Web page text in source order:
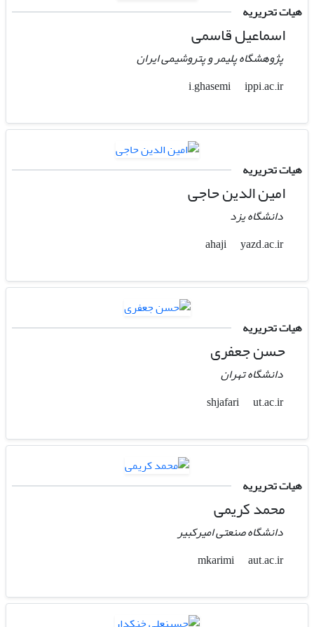
هیات تحریریه
اسماعیل قاسمی
پژوهشگاه پلیمر و پتروشیمی ایران
i.ghasemi
ippi.ac.ir
هیات تحریریه
امین الدین حاجی
دانشگاه یزد
ahaji
yazd.ac.ir
هیات تحریریه
حسن جعفری
دانشگاه تهران
shjafari
ut.ac.ir
هیات تحریریه
محمد کریمی
دانشگاه صنعتی امیرکبیر
mkarimi
aut.ac.ir